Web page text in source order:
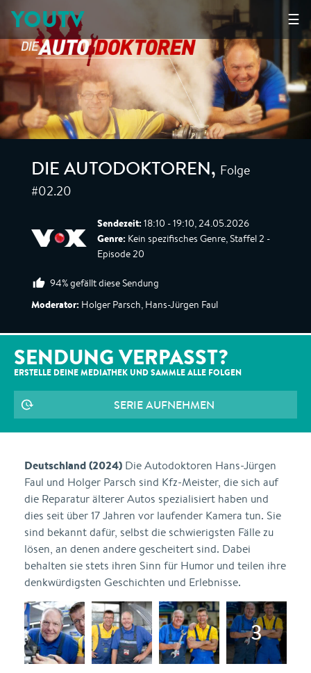
☰
YOUTV
DIE AUTODOKTOREN, Folge
#02.20
Sendezeit: 18:10 - 19:10, 24.05.2026
Genre: Kein spezifisches Genre, Staffel 2 -
Episode 20
94% gefällt diese Sendung
Moderator: Holger Parsch, Hans-Jürgen Faul
SENDUNG VERPASST?
ERSTELLE DEINE MEDIATHEK UND SAMMLE ALLE FOLGEN
SERIE AUFNEHMEN
Deutschland (2024) Die Autodoktoren Hans-Jürgen
Faul und Holger Parsch sind Kfz-Meister, die sich auf
die Reparatur älterer Autos spezialisiert haben und
dies seit über 17 Jahren vor laufender Kamera tun. Sie
sind bekannt dafür, selbst die schwierigsten Fälle zu
lösen, an denen andere gescheitert sind. Dabei
behalten sie stets ihren Sinn für Humor und teilen ihre
denkwürdigsten Geschichten und Erlebnisse.